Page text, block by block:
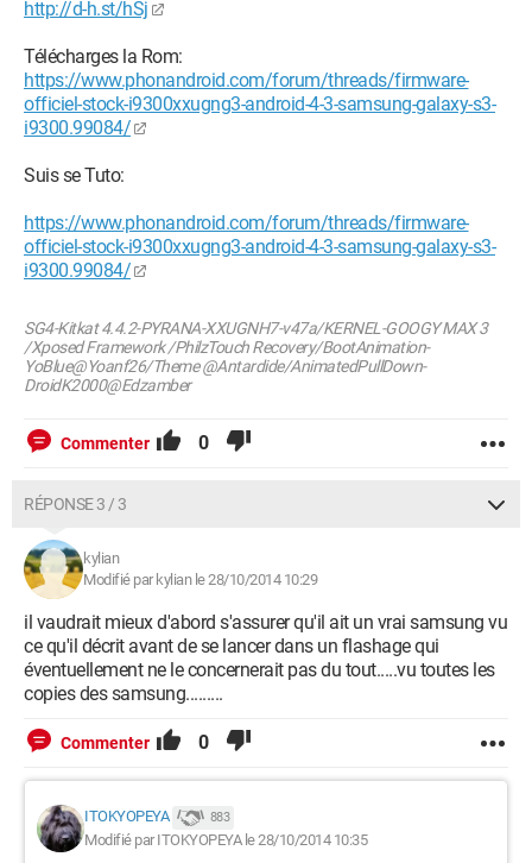
http://d-h.st/hSj
Télécharges la Rom:
https://www.phonandroid.com/forum/threads/firmware-
officiel-stock-i9300xxugng3-android-4-3-samsung-galaxy-s3-
i9300.99084/
Suis se Tuto:
https://www.phonandroid.com/forum/threads/firmware-
officiel-stock-i9300xxugng3-android-4-3-samsung-galaxy-s3-
i9300.99084/
SG4-Kitkat 4.4.2-PYRANA-XXUGNH7-v47a/KERNEL-GOOGY MAX 3
/Xposed Framework /PhilzTouch Recovery/BootAnimation-
YoBlue@Yoanf26/Theme @Antardide/AnimatedPullDown-
DroidK2000@Edzamber
Commenter 0
RÉPONSE 3 / 3
kylian
Modifié par kylian le 28/10/2014 10:29
il vaudrait mieux d'abord s'assurer qu'il ait un vrai samsung vu
ce qu'il décrit avant de se lancer dans un flashage qui
éventuellement ne le concernerait pas du tout.....vu toutes les
copies des samsung.........
Commenter 0
ITOKYOPEYA 883
Modifié par ITOKYOPEYA le 28/10/2014 10:35